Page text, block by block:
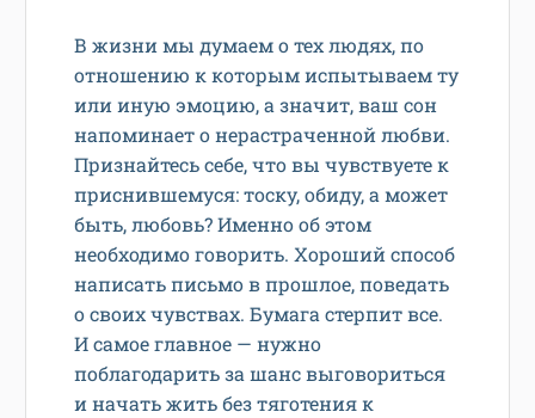
В жизни мы думаем о тех людях, по
отношению к которым испытываем ту
или иную эмоцию, а значит, ваш сон
напоминает о нерастраченной любви.
Признайтесь себе, что вы чувствуете к
приснившемуся: тоску, обиду, а может
быть, любовь? Именно об этом
необходимо говорить. Хороший способ
написать письмо в прошлое, поведать
о своих чувствах. Бумага стерпит все.
И самое главное — нужно
поблагодарить за шанс выговориться
и начать жить без тяготения к